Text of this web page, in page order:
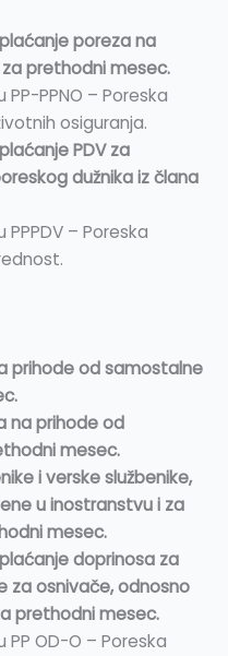
poreza na
prethodni mesec.
PPNO – Poreska
osiguranja.
PDV za
dužnika iz člana
– Poreska
prihode od samostalne
na prihode od
mesec.
i verske službenike,
u inostranstvu i za
mesec.
doprinosa za
za osnivače, odnosno
prethodni mesec.
OD-O – Poreska